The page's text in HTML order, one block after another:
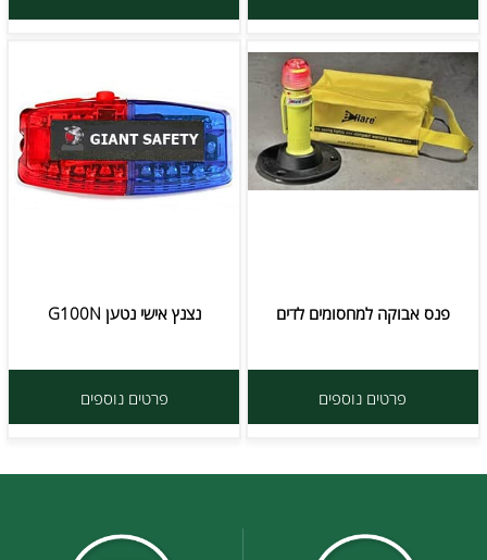
פנס אבוקה למחסומים לדים
פרטים נוספים
נצנץ אישי נטען G100N
פרטים נוספים